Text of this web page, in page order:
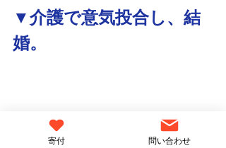
▼介護で意気投合し、結
婚。
寄付 問い合わせ